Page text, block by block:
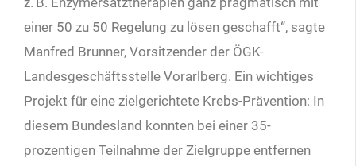
einer 50 zu 50 Regelung zu lösen geschafft“, sagte
Manfred Brunner, Vorsitzender der ÖGK-
Landesgeschäftsstelle Vorarlberg. Ein wichtiges
Projekt für eine zielgerichtete Krebs-Prävention: In
diesem Bundesland konnten bei einer 35-
prozentigen Teilnahme der Zielgruppe entfernen